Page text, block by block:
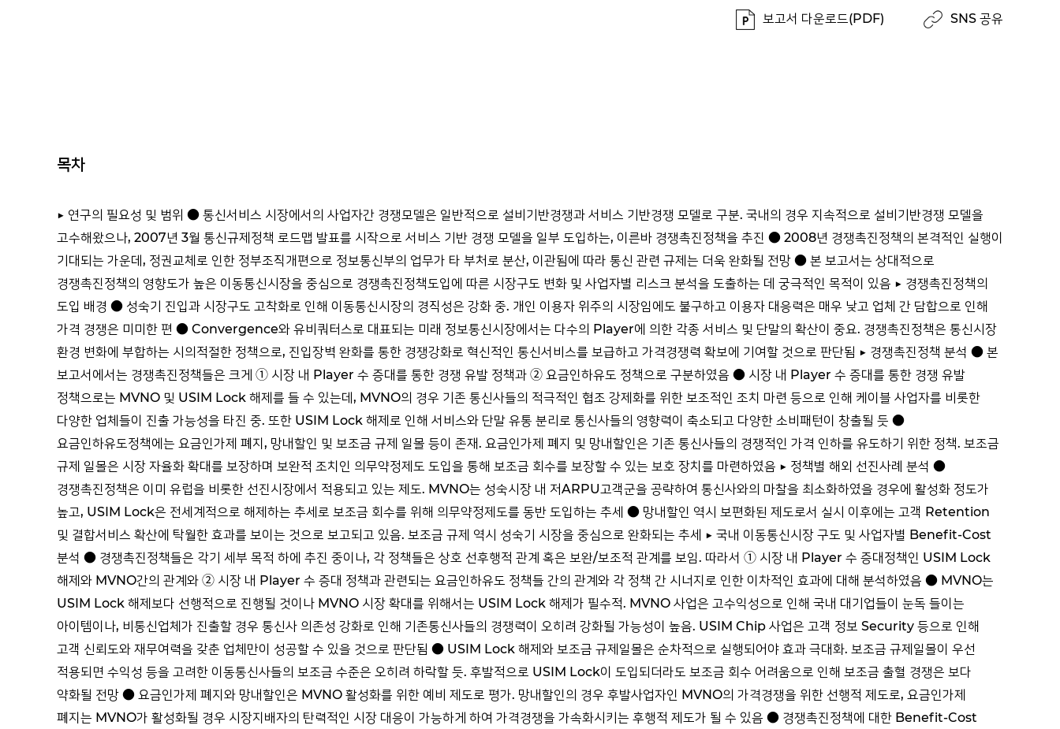
보고서 다운로드(PDF) SNS 공유
목차
▶ 연구의 필요성 및 범위 ● 통신서비스 시장에서의 사업자간 경쟁모델은 일반적으로 설비기반경쟁과 서비스 기반경쟁 모델로 구분. 국내의 경우 지속적으로 설비기반경쟁 모델을
고수해왔으나, 2007년 3월 통신규제정책 로드맵 발표를 시작으로 서비스 기반 경쟁 모델을 일부 도입하는, 이른바 경쟁촉진정책을 추진 ● 2008년 경쟁촉진정책의 본격적인 실행이
기대되는 가운데, 정권교체로 인한 정부조직개편으로 정보통신부의 업무가 타 부처로 분산, 이관됨에 따라 통신 관련 규제는 더욱 완화될 전망 ● 본 보고서는 상대적으로
경쟁촉진정책의 영향도가 높은 이동통신시장을 중심으로 경쟁촉진정책도입에 따른 시장구도 변화 및 사업자별 리스크 분석을 도출하는 데 궁극적인 목적이 있음 ▶ 경쟁촉진정책의
도입 배경 ● 성숙기 진입과 시장구도 고착화로 인해 이동통신시장의 경직성은 강화 중. 개인 이용자 위주의 시장임에도 불구하고 이용자 대응력은 매우 낮고 업체 간 담합으로 인해
가격 경쟁은 미미한 편 ● Convergence와 유비쿼터스로 대표되는 미래 정보통신시장에서는 다수의 Player에 의한 각종 서비스 및 단말의 확산이 중요. 경쟁촉진정책은 통신시장
환경 변화에 부합하는 시의적절한 정책으로, 진입장벽 완화를 통한 경쟁강화로 혁신적인 통신서비스를 보급하고 가격경쟁력 확보에 기여할 것으로 판단됨 ▶ 경쟁촉진정책 분석 ● 본
보고서에서는 경쟁촉진정책들은 크게 ① 시장 내 Player 수 증대를 통한 경쟁 유발 정책과 ② 요금인하유도 정책으로 구분하였음 ● 시장 내 Player 수 증대를 통한 경쟁 유발
정책으로는 MVNO 및 USIM Lock 해제를 들 수 있는데, MVNO의 경우 기존 통신사들의 적극적인 협조 강제화를 위한 보조적인 조치 마련 등으로 인해 케이블 사업자를 비롯한
다양한 업체들이 진출 가능성을 타진 중. 또한 USIM Lock 해제로 인해 서비스와 단말 유통 분리로 통신사들의 영향력이 축소되고 다양한 소비패턴이 창출될 듯 ●
요금인하유도정책에는 요금인가제 폐지, 망내할인 및 보조금 규제 일몰 등이 존재. 요금인가제 폐지 및 망내할인은 기존 통신사들의 경쟁적인 가격 인하를 유도하기 위한 정책. 보조금
규제 일몰은 시장 자율화 확대를 보장하며 보완적 조치인 의무약정제도 도입을 통해 보조금 회수를 보장할 수 있는 보호 장치를 마련하였음 ▶ 정책별 해외 선진사례 분석 ●
경쟁촉진정책은 이미 유럽을 비롯한 선진시장에서 적용되고 있는 제도. MVNO는 성숙시장 내 저ARPU고객군을 공략하여 통신사와의 마찰을 최소화하였을 경우에 활성화 정도가
높고, USIM Lock은 전세계적으로 해제하는 추세로 보조금 회수를 위해 의무약정제도를 동반 도입하는 추세 ● 망내할인 역시 보편화된 제도로서 실시 이후에는 고객 Retention
및 결합서비스 확산에 탁월한 효과를 보이는 것으로 보고되고 있음. 보조금 규제 역시 성숙기 시장을 중심으로 완화되는 추세 ▶ 국내 이동통신시장 구도 및 사업자별 Benefit-Cost
분석 ● 경쟁촉진정책들은 각기 세부 목적 하에 추진 중이나, 각 정책들은 상호 선후행적 관계 혹은 보완/보조적 관계를 보임. 따라서 ① 시장 내 Player 수 증대정책인 USIM Lock
해제와 MVNO간의 관계와 ② 시장 내 Player 수 증대 정책과 관련되는 요금인하유도 정책들 간의 관계와 각 정책 간 시너지로 인한 이차적인 효과에 대해 분석하였음 ● MVNO는
USIM Lock 해제보다 선행적으로 진행될 것이나 MVNO 시장 확대를 위해서는 USIM Lock 해제가 필수적. MVNO 사업은 고수익성으로 인해 국내 대기업들이 눈독 들이는
아이템이나, 비통신업체가 진출할 경우 통신사 의존성 강화로 인해 기존통신사들의 경쟁력이 오히려 강화될 가능성이 높음. USIM Chip 사업은 고객 정보 Security 등으로 인해
고객 신뢰도와 재무여력을 갖춘 업체만이 성공할 수 있을 것으로 판단됨 ● USIM Lock 해제와 보조금 규제일몰은 순차적으로 실행되어야 효과 극대화. 보조금 규제일몰이 우선
적용되면 수익성 등을 고려한 이동통신사들의 보조금 수준은 오히려 하락할 듯. 후발적으로 USIM Lock이 도입되더라도 보조금 회수 어려움으로 인해 보조금 출혈 경쟁은 보다
약화될 전망 ● 요금인가제 폐지와 망내할인은 MVNO 활성화를 위한 예비 제도로 평가. 망내할인의 경우 후발사업자인 MVNO의 가격경쟁을 위한 선행적 제도로, 요금인가제
폐지는 MVNO가 활성화될 경우 시장지배자의 탄력적인 시장 대응이 가능하게 하여 가격경쟁을 가속화시키는 후행적 제도가 될 수 있음 ● 경쟁촉진정책에 대한 Benefit-Cost